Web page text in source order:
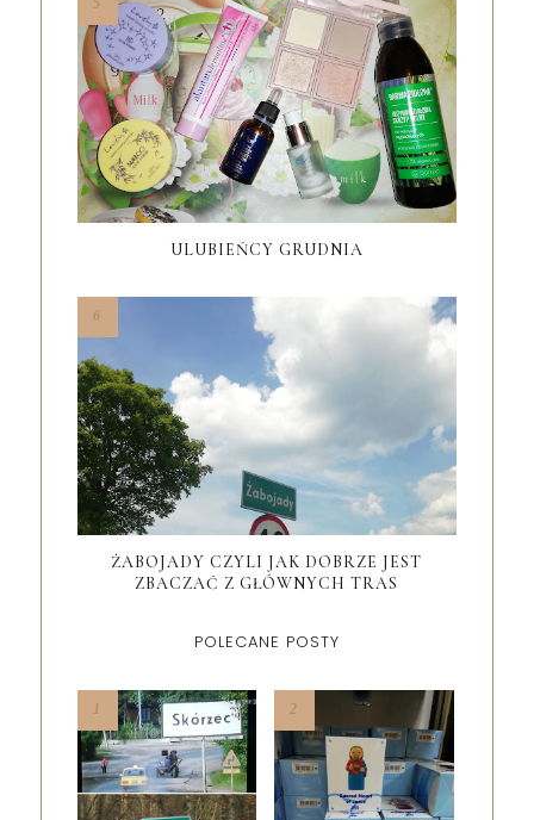
ULUBIEŃCY GRUDNIA
ŻABOJADY CZYLI JAK DOBRZE JEST
ZBACZAĆ Z GŁÓWNYCH TRAS
POLECANE POSTY